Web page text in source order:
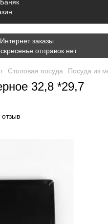
K7JWBM2W');
заказы
отправок нет
Cтоловая посуда Посуда из
32,8 *29,7
отзыв